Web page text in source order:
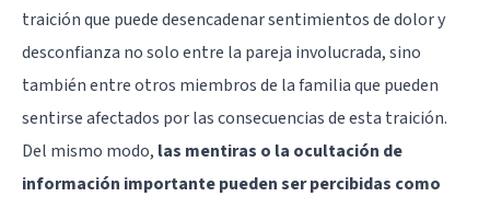
traición que puede desencadenar sentimientos de dolor y
desconfianza no solo entre la pareja involucrada, sino
también entre otros miembros de la familia que pueden
sentirse afectados por las consecuencias de esta traición.
Del mismo modo, las mentiras o la ocultación de
información importante pueden ser percibidas como